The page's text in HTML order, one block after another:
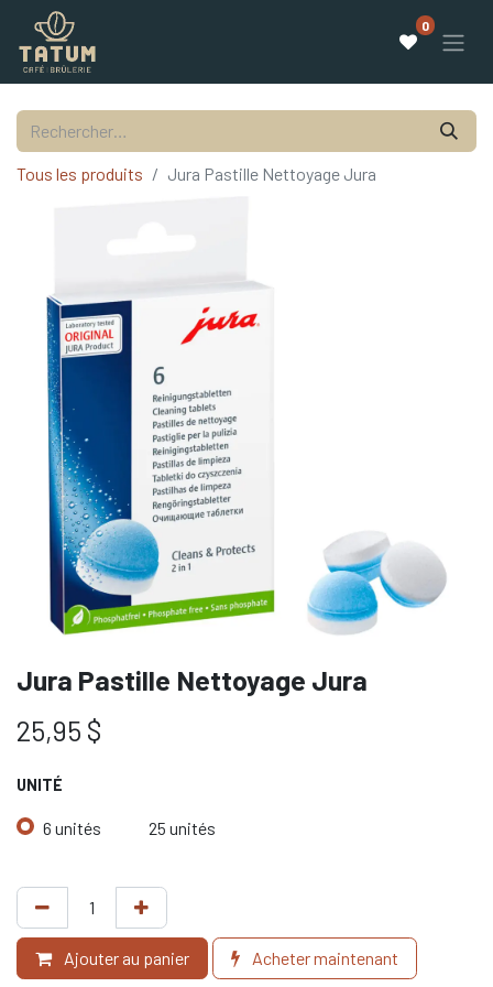
0
Tous les produits Jura Pastille Nettoyage Jura
Jura Pastille Nettoyage Jura
25,95 $
UNITÉ
6 unités 25 unités
Ajouter au panier Acheter maintenant